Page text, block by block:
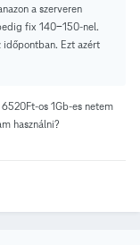
a szerveren
fix 140-150-nel.
időpontban. Ezt azért
os 1Gb-es netem
használni?